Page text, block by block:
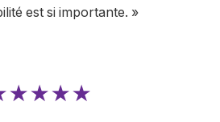
est si importante. »